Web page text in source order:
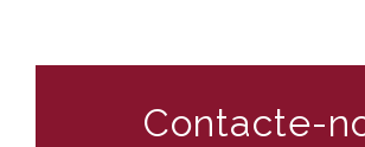
Contacte-